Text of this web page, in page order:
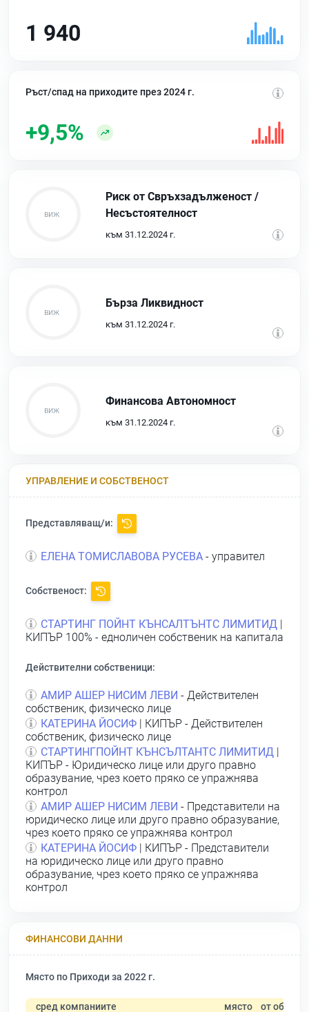
1 940
Ръст/спад на приходите през 2024 г.
+9,5%
Риск от Свръхзадълженост /
Несъстоятелност
към 31.12.2024 г.
Бърза Ликвидност
към 31.12.2024 г.
Финансова Автономност
към 31.12.2024 г.
УПРАВЛЕНИЕ И СОБСТВЕНОСТ
Представляващ/и:
ЕЛЕНА ТОМИСЛАВОВА РУСЕВА - управител
Собственост:
СТАРТИНГ ПОЙНТ КЪНСАЛТЪНТС ЛИМИТИД
КИПЪР 100% - едноличен собственик на капитала
Действителни собственици:
АМИР АШЕР НИСИМ ЛЕВИ - Действителен
собственик, физическо лице
КАТЕРИНА ЙОСИФ | КИПЪР - Действителен
собственик, физическо лице
СТАРТИНГПОЙНТ КЪНСЪЛТАНТС ЛИМИТИД
КИПЪР - Юридическо лице или друго правно
образувание, чрез което пряко се упражнява
контрол
АМИР АШЕР НИСИМ ЛЕВИ - Представители на
юридическо лице или друго правно образувание,
чрез което пряко се упражнява контрол
КАТЕРИНА ЙОСИФ | КИПЪР - Представители
на юридическо лице или друго правно
образувание, чрез което пряко се упражнява
контрол
ФИНАНСОВИ ДАННИ
Място по Приходи за 2022 г.
сред компаниите място от общо